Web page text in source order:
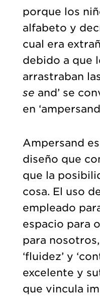
porque los
alfabeto y
cual era
debido a que
arrastraban
se and’ se
en
Ampersand
diseño que
que la
cosa. El uso de
empleado
espacio para
para
‘fluidez’ y
excelente y
que vincula